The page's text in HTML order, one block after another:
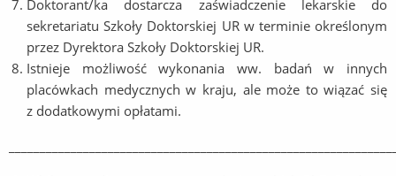
Doktorant/ka dostarcza zaświadczenie lekarskie do
sekretariatu Szkoły Doktorskiej UR w terminie określonym
przez Dyrektora Szkoły Doktorskiej UR.
Istnieje możliwość wykonania ww. badań w innych
placówkach medycznych w kraju, ale może to wiązać się
z dodatkowymi opłatami.